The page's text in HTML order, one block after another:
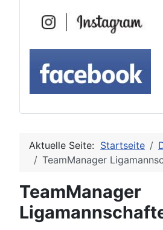
Aktuelle Seite: Startseite
TeamManager
TeamManager